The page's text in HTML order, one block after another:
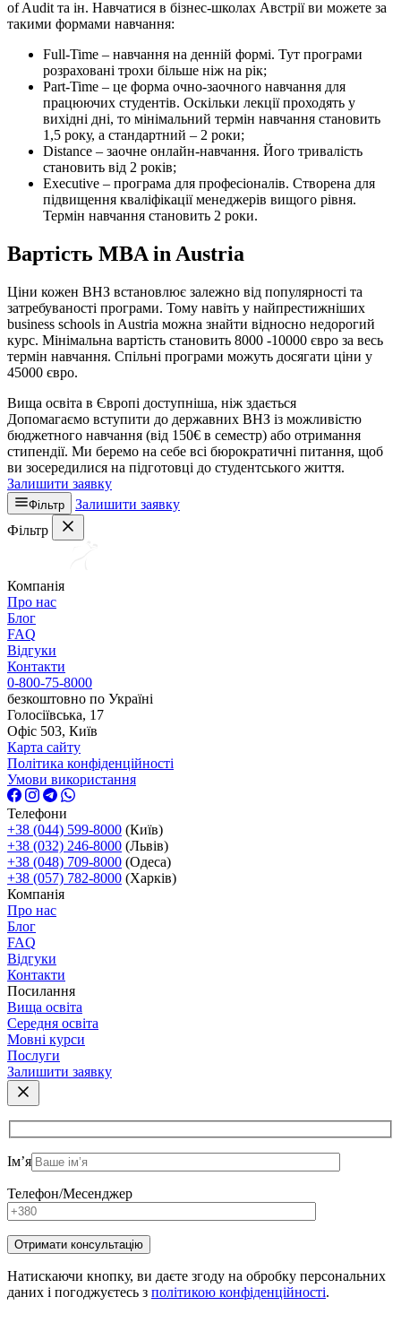
of Audit та ін. Навчатися в бізнес-школах Австрії ви можете за
такими формами навчання:
Full-Time – навчання на денній формі. Тут програми
розраховані трохи більше ніж на рік;
Part-Time – це форма очно-заочного навчання для
працюючих студентів. Оскільки лекції проходять у
вихідні дні, то мінімальний термін навчання становить
1,5 року, а стандартний – 2 роки;
Distance – заочне онлайн-навчання. Його тривалість
становить від 2 років;
Executive – програма для професіоналів. Створена для
підвищення кваліфікації менеджерів вищого рівня.
Термін навчання становить 2 роки.
Вартість MBA in Austria
Ціни кожен ВНЗ встановлює залежно від популярності та
затребуваності програми. Тому навіть у найпрестижніших
business schools in Austria можна знайти відносно недорогий
курс. Мінімальна вартість становить 8000 -10000 євро за весь
термін навчання. Спільні програми можуть досягати ціни у
45000 євро.
Вища освіта в Європі доступніша, ніж здається
Допомагаємо вступити до державних ВНЗ із можливістю
бюджетного навчання (від 150€ в семестр) або отримання
стипендії. Ми беремо на себе всі бюрократичні питання, щоб
ви зосередилися на підготовці до студентського життя.
Залишити заявку
Фільтр
Залишити заявку
Фільтр
Компанія
Про нас
Блог
FAQ
Відгуки
Контакти
0-800-75-8000
безкоштовно по Україні
Голосіївська, 17
Офіс 503, Київ
Карта сайту
Політика конфіденційності
Умови використання
Телефони
+38 (044) 599-8000 (Київ)
+38 (032) 246-8000 (Львів)
+38 (048) 709-8000 (Одеса)
+38 (057) 782-8000 (Харків)
Компанія
Про нас
Блог
FAQ
Відгуки
Контакти
Посилання
Вища освіта
Середня освіта
Мовні курси
Послуги
Залишити заявку
Ім’я
Телефон/Месенджер
Натискаючи кнопку, ви даєте згоду на обробку персональних
даних і погоджуєтесь з політикою конфіденційності.